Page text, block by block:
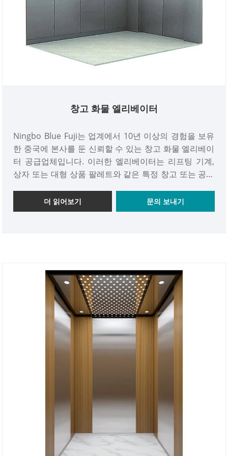
창고 화물 엘리베이터
Ningbo Blue Fuji는 업계에서 10년 이상의 경험을 보유
한 중국에 본사를 둔 신뢰할 수 있는 창고 화물 엘리베이
터 공급업체입니다. 이러한 엘리베이터는 리프팅 기계,
상자 또는 대형 상품 팔레트와 같은 특정 창고 또는 공장
가능한 선반 높이, 안전 게이트 및 인터록과 같은 특수 기
능을 갖추고 있어 안전을 보장할 수 있습니다. 물품 운송.
더 읽어보기 문의 보내기